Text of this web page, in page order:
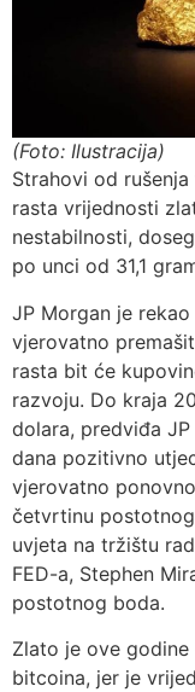
(Foto: Ilustracija)
Strahovi od
rasta vrijednosti
nestabilnosti,
po unci od 31,1
JP Morgan je
vjerovatno
rasta bit će
razvoju. Do kraja
dolara, predviđa
dana pozitivno
vjerovatno
četvrtinu
uvjeta na tržištu
FED-a, Stephen
postotnog boda.
Zlato je ove
bitcoina, jer je